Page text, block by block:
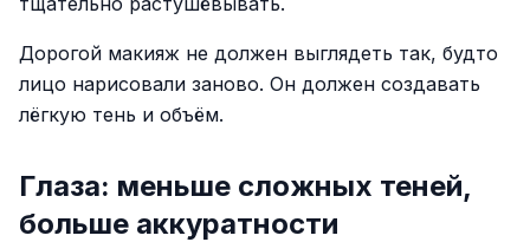
Дорогой макияж не должен выглядеть так, будто
лицо нарисовали заново. Он должен создавать
лёгкую тень и объём.
Глаза: меньше сложных теней,
больше аккуратности